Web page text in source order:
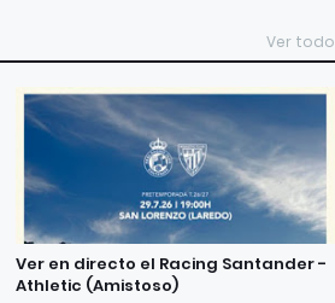
Ver todo
Ver en directo el Racing Santander -
Athletic (Amistoso)